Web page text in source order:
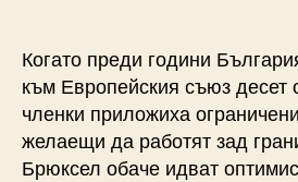
Когато преди години
към Европейския съюз десет
членки приложиха
желаещи да работят зад
Брюксел обаче идват